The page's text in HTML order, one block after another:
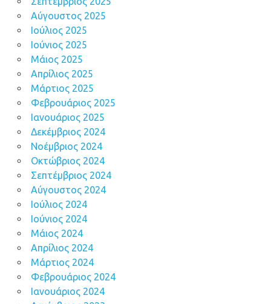
Αύγουστος 2025
Ιούλιος 2025
Ιούνιος 2025
Μάιος 2025
Απρίλιος 2025
Μάρτιος 2025
Φεβρουάριος 2025
Ιανουάριος 2025
Δεκέμβριος 2024
Νοέμβριος 2024
Οκτώβριος 2024
Σεπτέμβριος 2024
Αύγουστος 2024
Ιούλιος 2024
Ιούνιος 2024
Μάιος 2024
Απρίλιος 2024
Μάρτιος 2024
Φεβρουάριος 2024
Ιανουάριος 2024